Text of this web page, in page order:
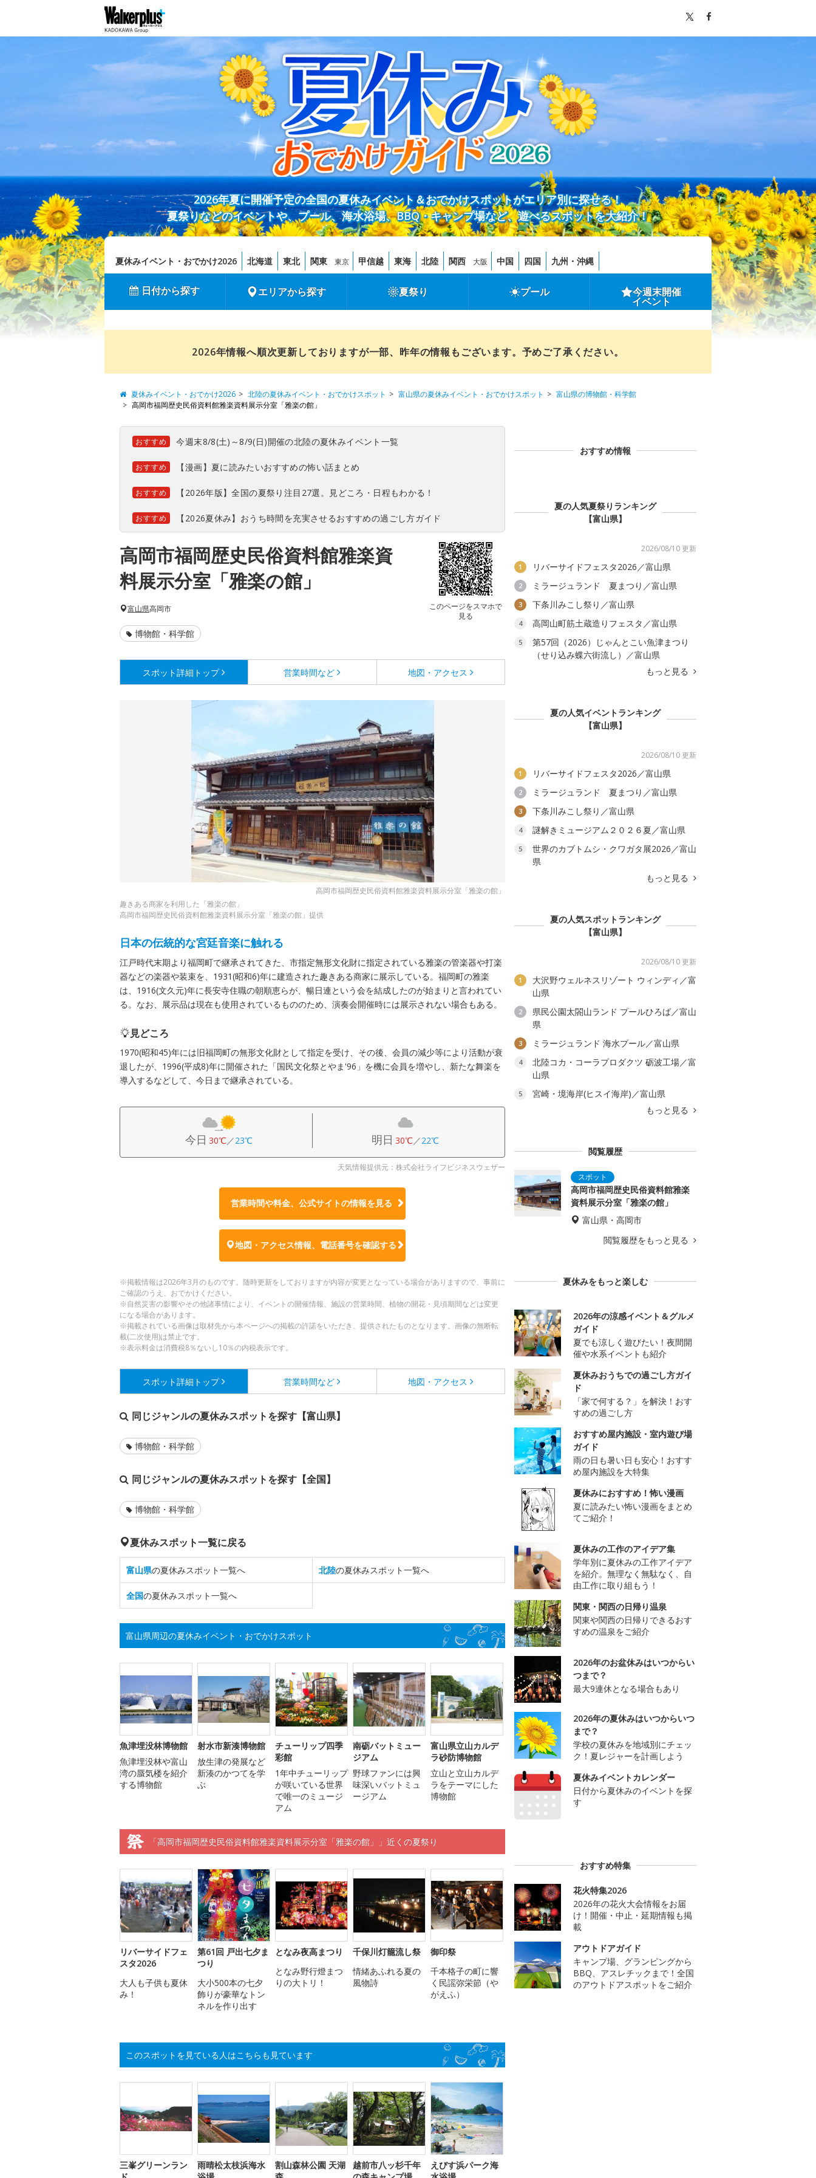
2026年夏に開催予定の全国の夏休みイベント＆おでかけスポットがエリア別に探せる！
夏祭りなどのイベントや、プール、海水浴場、BBQ・キャンプ場など、遊べるスポットを大紹介！
夏休みイベント・おでかけ2026 北海道 東北 関東 東京 甲信越 東海 北陸 関西 大阪 中国 四国 九州・沖縄
日付から探す エリアから探す 夏祭り プール 今週末開催
イベント
2026年情報へ順次更新しておりますが一部、昨年の情報もございます。予めご了承ください。
夏休みイベント・おでかけ2026 北陸の夏休みイベント・おでかけスポット 富山県の夏休みイベント・おでかけスポット
富山県の博物館・科学館
高岡市福岡歴史民俗資料館雅楽資料展示分室「雅楽の館」
おすすめ 今週末8/8(土)～8/9(日)開催の北陸の夏休みイベント一覧
おすすめ 【漫画】夏に読みたいおすすめの怖い話まとめ
おすすめ 【2026年版】全国の夏祭り注目27選。見どころ・日程もわかる！
おすすめ 【2026夏休み】おうち時間を充実させるおすすめの過ごし方ガイド
高岡市福岡歴史民俗資料館雅楽資
料展示分室「雅楽の館」
このページをスマホで
見る
富山県高岡市
博物館・科学館
スポット詳細 トップ 営業時間など 地図・アクセス
高岡市福岡歴史民俗資料館雅楽資料展示分室「雅楽の館」
趣きある商家を利用した「雅楽の館」
高岡市福岡歴史民俗資料館雅楽資料展示分室「雅楽の館」提供
日本の伝統的な宮廷音楽に触れる
江戸時代末期より福岡町で継承されてきた、市指定無形文化財に指定されている雅楽の管楽器や打楽
器などの楽器や装束を、1931(昭和6)年に建造された趣きある商家に展示している。福岡町の雅楽
は、1916(文久元)年に長安寺住職の朝順恵らが、暢日連という会を結成したのが始まりと言われてい
る。なお、展示品は現在も使用されているもののため、演奏会開催時には展示されない場合もある。
見どころ
1970(昭和45)年には旧福岡町の無形文化財として指定を受け、その後、会員の減少等により活動が衰
退したが、1996(平成8)年に開催された「国民文化祭とやま'96」を機に会員を増やし、新たな舞楽を
導入するなどして、今日まで継承されている。
今日 30℃／23℃ 明日 30℃／22℃
天気情報提供元：株式会社ライフビジネスウェザー
営業時間や料金、公式サイトの情報を見る
地図・アクセス情報、電話番号を確認する
※掲載情報は2026年3月のものです。随時更新をしておりますが内容が変更となっている場合がありますので、事前に
ご確認のうえ、おでかけください。
※自然災害の影響やその他諸事情により、イベントの開催情報、施設の営業時間、植物の開花・見頃期間などは変更
になる場合があります。
※掲載されている画像は取材先から本ページへの掲載の許諾をいただき、提供されたものとなります。画像の無断転
載(二次使用)は禁止です。
※表示料金は消費税8％ないし10％の内税表示です。
スポット詳細 トップ 営業時間など 地図・アクセス
同じジャンルの夏休みスポットを探す【富山県】
博物館・科学館
同じジャンルの夏休みスポットを探す【全国】
博物館・科学館
夏休みスポット一覧に戻る
富山県の夏休みスポット一覧へ 北陸の夏休みスポット一覧へ
全国の夏休みスポット一覧へ
富山県周辺の夏休みイベント・おでかけスポット
魚津埋没林博物館
魚津埋没林や富山
湾の蜃気楼を紹介
する博物館
射水市新湊博物館
放生津の発展など
新湊のかつてを学
ぶ
チューリップ四季
彩館
1年中チューリップ
が咲いている世界
で唯一のミュージ
アム
南砺バットミュー
ジアム
野球ファンには興
味深いバットミュ
ージアム
富山県立山カルデ
ラ砂防博物館
立山と立山カルデ
ラをテーマにした
博物館
「高岡市福岡歴史民俗資料館雅楽資料展示分室「雅楽の館」」近くの夏祭り
リバーサイドフェ
スタ2026
大人も子供も夏休
み！
第61回 戸出七夕ま
つり
大小500本の七夕
飾りが豪華なトン
ネルを作り出す
となみ夜高まつり
となみ野行燈まつ
りの大トリ！
千保川灯籠流し祭
情緒あふれる夏の
風物詩
御印祭
千本格子の町に響
く民謡弥栄節（や
がえふ）
このスポットを見ている人はこちらも見ています
三峯グリーンラン
雨晴松太枝浜海水
割山森林公園 天湖
越前市八ッ杉千年
えびす浜パーク海
おすすめ情報
夏の人気夏祭りランキング
【富山県】
2026/08/10 更新
1 リバーサイドフェスタ2026／富山県
2 ミラージュランド 夏まつり／富山県
3 下条川みこし祭り／富山県
4 高岡山町筋土蔵造りフェスタ／富山県
5
第57回（2026）じゃんとこい魚津まつり
（せり込み蝶六街流し）／富山県
もっと見る
夏の人気イベントランキング
【富山県】
2026/08/10 更新
1 リバーサイドフェスタ2026／富山県
2 ミラージュランド 夏まつり／富山県
3 下条川みこし祭り／富山県
4 謎解きミュージアム２０２６夏／富山県
5
世界のカブトムシ・クワガタ展2026／富山
県
もっと見る
夏の人気スポットランキング
【富山県】
2026/08/10 更新
1
大沢野ウェルネスリゾート ウィンディ／富
山県
2
県民公園太閤山ランド プールひろば／富山
県
3 ミラージュランド 海水プール／富山県
4
北陸コカ・コーラプロダクツ 砺波工場／富
山県
5
宮崎・境海岸(ヒスイ海岸)／富山県
もっと見る
閲覧履歴
高岡市福岡歴史民俗資料館雅楽
資料展示分室「雅楽の館」
富山県・高岡市
閲覧履歴をもっと見る
夏休みをもっと楽しむ
2026年の涼感イベント＆グルメ
ガイド
夏でも涼しく遊びたい！夜間開
催や水系イベントも紹介
夏休みおうちでの過ごし方ガイ
ド
「家で何する？」を解決！おす
すめの過ごし方
おすすめ屋内施設・室内遊び場
ガイド
雨の日も暑い日も安心！おすす
め屋内施設を大特集
夏休みにおすすめ！怖い漫画
夏に読みたい怖い漫画をまとめ
てご紹介！
夏休みの工作のアイデア集
学年別に夏休みの工作アイデア
を紹介。無理なく無駄なく、自
由工作に取り組もう！
関東・関西の日帰り温泉
関東や関西の日帰りできるおす
すめの温泉をご紹介
2026年のお盆休みはいつからい
つまで？
最大9連休となる場合もあり
2026年の夏休みはいつからいつ
まで？
学校の夏休みを地域別にチェッ
ク！夏レジャーを計画しよう
夏休みイベントカレンダー
日付から夏休みのイベントを探
す
おすすめ特集
花火特集2026
2026年の花火大会情報をお届
け！開催・中止・延期情報も掲
載
アウトドアガイド
キャンプ場、グランピングから
BBQ、アスレチックまで！全国
のアウトドアスポットをご紹介